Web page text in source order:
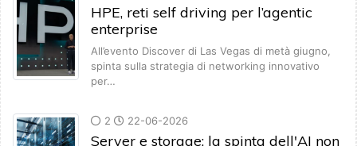
HPE, reti self driving per l’agentic
enterprise
All’evento Discover di Las Vegas di metà giugno,
spinta sulla strategia di networking innovativo
per…
2 22-06-2026
Server e storage: la spinta dell'AI non